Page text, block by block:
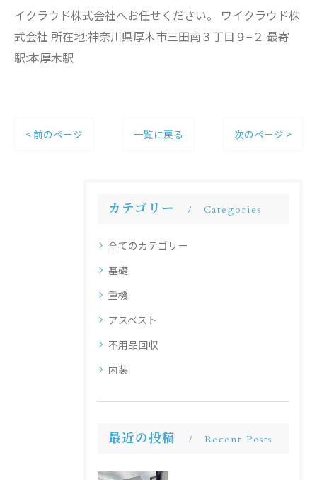
イクラウド株式会社へお任せください。 ワイクラウド株
式会社 所在地:神奈川県厚木市三田南３丁目９−２ 最寄
駅:本厚木駅
< 前のページ 一覧に戻る 次のページ >
カテゴリー Categories
全てのカテゴリー
基礎
重機
アスベスト
不用品回収
内装
最近の投稿 Recent Posts